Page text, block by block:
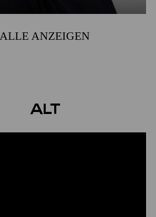
ALLE ANZEIGEN
Alt